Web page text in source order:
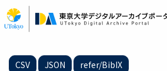
イ
ン
CSV JSON refer/BibIX